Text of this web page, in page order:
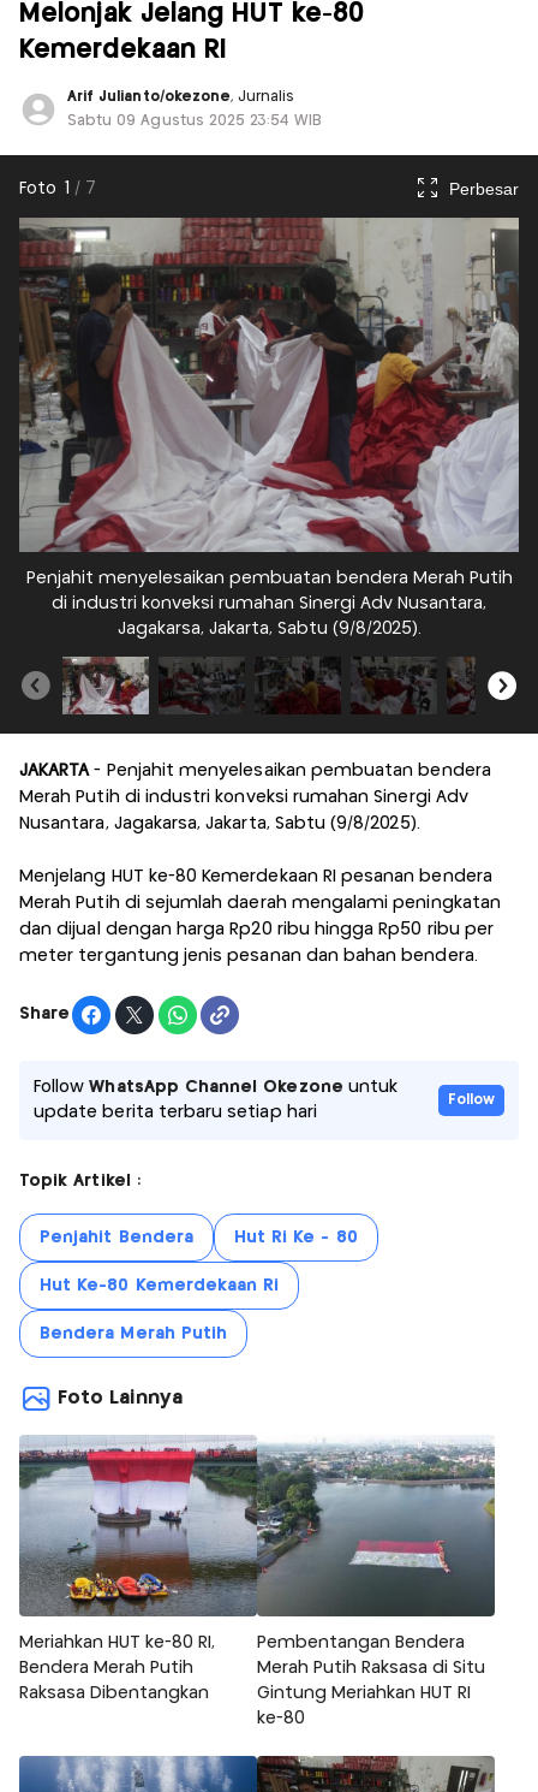
Melonjak Jelang HUT ke-80
Kemerdekaan RI
Arif Julianto/okezone, Jurnalis
Sabtu 09 Agustus 2025 23:54 WIB
Foto 1 / 7 Perbesar
Penjahit menyelesaikan pembuatan bendera Merah Putih
di industri konveksi rumahan Sinergi Adv Nusantara,
Jagakarsa, Jakarta, Sabtu (9/8/2025).
JAKARTA - Penjahit menyelesaikan pembuatan bendera
Merah Putih di industri konveksi rumahan Sinergi Adv
Nusantara, Jagakarsa, Jakarta, Sabtu (9/8/2025).
Menjelang HUT ke-80 Kemerdekaan RI pesanan bendera
Merah Putih di sejumlah daerah mengalami peningkatan
dan dijual dengan harga Rp20 ribu hingga Rp50 ribu per
meter tergantung jenis pesanan dan bahan bendera.
Share
FollowWhatsApp Channel Okezone untuk
update berita terbaru setiap hari
Follow
Topik Artikel :
Penjahit Bendera Hut Ri Ke - 80
Hut Ke-80 Kemerdekaan Ri
Bendera Merah Putih
Foto Lainnya
Meriahkan HUT ke-80 RI,
Bendera Merah Putih
Raksasa Dibentangkan
Pembentangan Bendera
Merah Putih Raksasa di Situ
Gintung Meriahkan HUT RI
ke-80